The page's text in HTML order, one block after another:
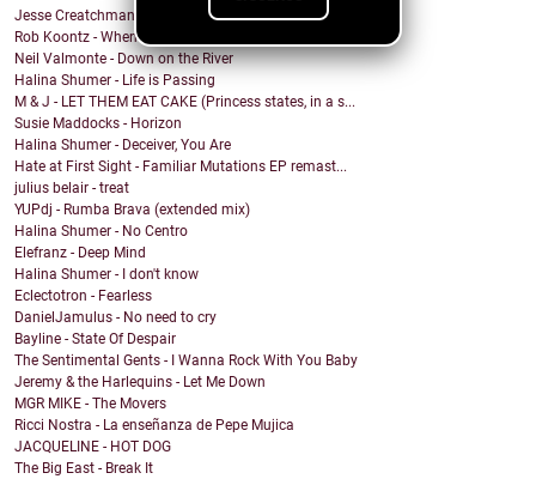
Jesse Creatchman - fake it til u make it
Rob Koontz - When We Hear the Call
Neil Valmonte - Down on the River
Halina Shumer - Life is Passing
M & J - LET THEM EAT CAKE (Princess states, in a s...
Susie Maddocks - Horizon
Halina Shumer - Deceiver, You Are
Hate at First Sight - Familiar Mutations EP remast...
julius belair - treat
YUPdj - Rumba Brava (extended mix)
Halina Shumer - No Centro
Elefranz - Deep Mind
Halina Shumer - I don't know
Eclectotron - Fearless
DanielJamulus - No need to cry
Bayline - State Of Despair
The Sentimental Gents - I Wanna Rock With You Baby
Jeremy & the Harlequins - Let Me Down
MGR MIKE - The Movers
Ricci Nostra - La enseñanza de Pepe Mujica
JACQUELINE - HOT DOG
The Big East - Break It